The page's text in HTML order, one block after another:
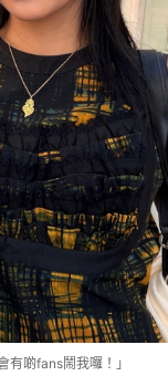
有啲fans鬧我囉！」